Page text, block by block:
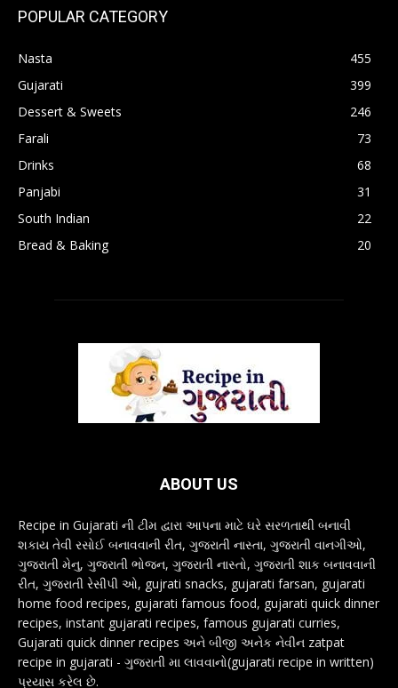
POPULAR CATEGORY
Nasta
455
Gujarati
399
Dessert & Sweets
246
Farali
73
Drinks
68
Panjabi
31
South Indian
22
Bread & Baking
20
ABOUT US
Recipe in Gujarati ની ટીમ દ્વારા આપના માટે ઘરે સરળતાથી બનાવી
શકાય તેવી રસોઈ બનાવવાની રીત, ગુજરાતી નાસ્તા, ગુજરાતી વાનગીઓ,
ગુજરાતી મેનુ, ગુજરાતી ભોજન, ગુજરાતી નાસ્તો, ગુજરાતી શાક બનાવવાની
રીત, ગુજરાતી રેસીપી ઓ, gujrati snacks, gujarati farsan, gujarati
home food recipes, gujarati famous food, gujarati quick dinner
recipes, instant gujarati recipes, famous gujarati curries,
Gujarati quick dinner recipes અને બીજી અનેક નેવીન zatpat
recipe in gujarati - ગુજરાતી મા લાવવાનો(gujarati recipe in written)
પ્રયાસ કરેલ છે.